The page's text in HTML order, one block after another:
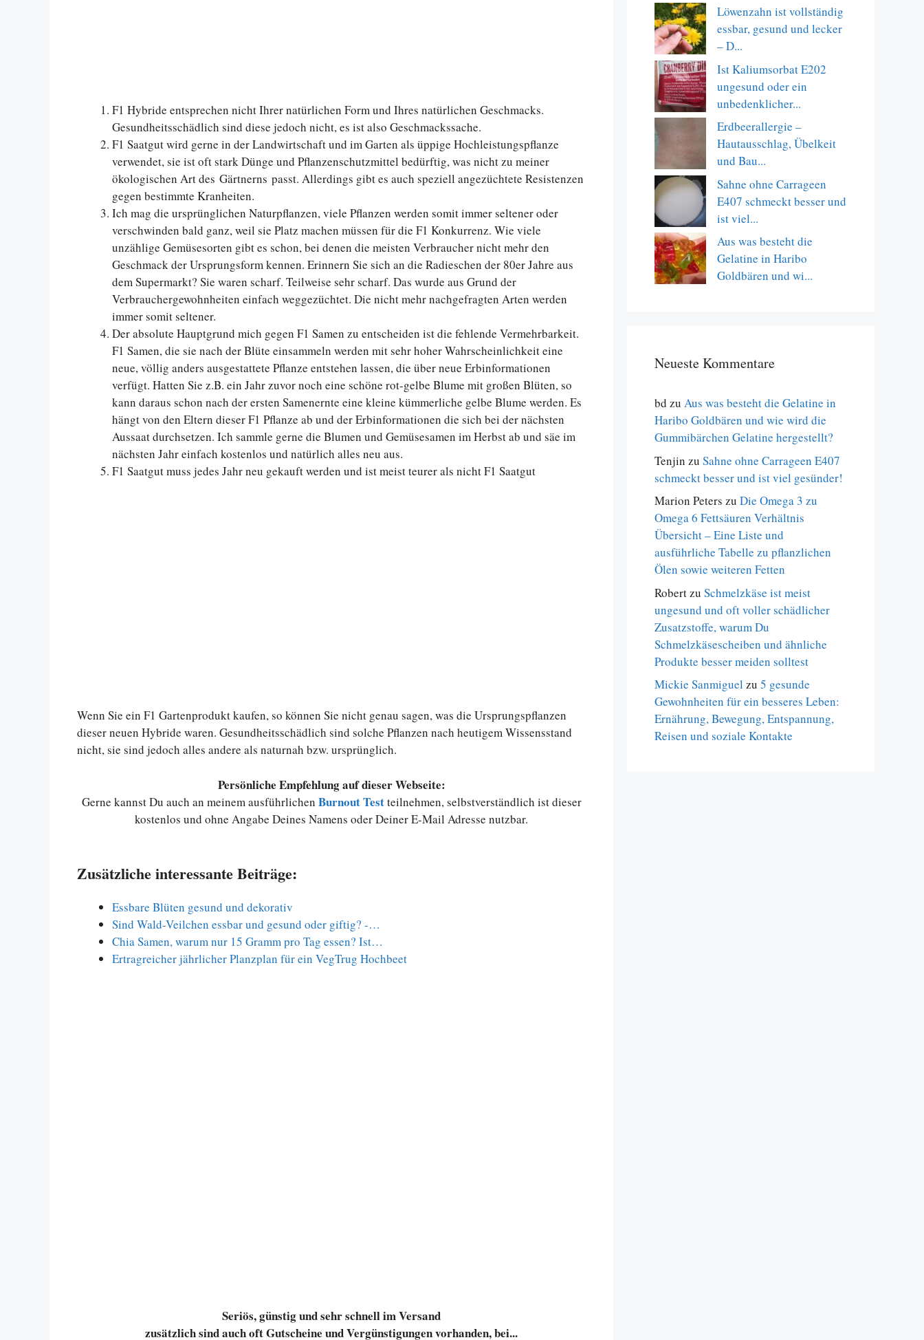
F1 Hybride entsprechen nicht Ihrer natürlichen Form und Ihres natürlichen Geschmacks.
Gesundheitsschädlich sind diese jedoch nicht, es ist also Geschmackssache.
F1 Saatgut wird gerne in der Landwirtschaft und im Garten als üppige Hochleistungspflanze
verwendet, sie ist oft stark Dünge und Pflanzenschutzmittel bedürftig, was nicht zu meiner
ökologischen Art des Gärtnerns passt. Allerdings gibt es auch speziell angezüchtete Resistenzen
gegen bestimmte Kranheiten.
Ich mag die ursprünglichen Naturpflanzen, viele Pflanzen werden somit immer seltener oder
verschwinden bald ganz, weil sie Platz machen müssen für die F1 Konkurrenz. Wie viele
unzählige Gemüsesorten gibt es schon, bei denen die meisten Verbraucher nicht mehr den
Geschmack der Ursprungsform kennen. Erinnern Sie sich an die Radieschen der 80er Jahre aus
dem Supermarkt? Sie waren scharf. Teilweise sehr scharf. Das wurde aus Grund der
Verbrauchergewohnheiten einfach weggezüchtet. Die nicht mehr nachgefragten Arten werden
immer somit seltener.
Der absolute Hauptgrund mich gegen F1 Samen zu entscheiden ist die fehlende Vermehrbarkeit.
F1 Samen, die sie nach der Blüte einsammeln werden mit sehr hoher Wahrscheinlichkeit eine
neue, völlig anders ausgestattete Pflanze entstehen lassen, die über neue Erbinformationen
verfügt. Hatten Sie z.B. ein Jahr zuvor noch eine schöne rot-gelbe Blume mit großen Blüten, so
kann daraus schon nach der ersten Samenernte eine kleine kümmerliche gelbe Blume werden. Es
hängt von den Eltern dieser F1 Pflanze ab und der Erbinformationen die sich bei der nächsten
Aussaat durchsetzen. Ich sammle gerne die Blumen und Gemüsesamen im Herbst ab und säe im
nächsten Jahr einfach kostenlos und natürlich alles neu aus.
F1 Saatgut muss jedes Jahr neu gekauft werden und ist meist teurer als nicht F1 Saatgut
Wenn Sie ein F1 Gartenprodukt kaufen, so können Sie nicht genau sagen, was die Ursprungspflanzen
dieser neuen Hybride waren. Gesundheitsschädlich sind solche Pflanzen nach heutigem Wissensstand
nicht, sie sind jedoch alles andere als naturnah bzw. ursprünglich.
Persönliche Empfehlung auf dieser Webseite:
Gerne kannst Du auch an meinem ausführlichen Burnout Testteilnehmen, selbstverständlich ist dieser
kostenlos und ohne Angabe Deines Namens oder Deiner E-Mail Adresse nutzbar.
Zusätzliche interessante Beiträge:
Essbare Blüten gesund und dekorativ
Sind Wald-Veilchen essbar und gesund oder giftig? -…
Chia Samen, warum nur 15 Gramm pro Tag essen? Ist…
Ertragreicher jährlicher Planzplan für ein VegTrug Hochbeet
Seriös, günstig und sehr schnell im Versand
zusätzlich sind auch oft Gutscheine und Vergünstigungen vorhanden, bei...
Löwenzahn ist vollständig
essbar, gesund und lecker
– D...
Ist Kaliumsorbat E202
ungesund oder ein
unbedenklicher...
Erdbeerallergie –
Hautausschlag, Übelkeit
und Bau...
Sahne ohne Carrageen
E407 schmeckt besser und
ist viel...
Aus was besteht die
Gelatine in Haribo
Goldbären und wi...
Neueste Kommentare
bd zu Aus was besteht die Gelatine in
Haribo Goldbären und wie wird die
Gummibärchen Gelatine hergestellt?
Tenjin zu Sahne ohne Carrageen E407
schmeckt besser und ist viel gesünder!
Marion Peters zu Die Omega 3 zu
Omega 6 Fettsäuren Verhältnis
Übersicht – Eine Liste und
ausführliche Tabelle zu pflanzlichen
Ölen sowie weiteren Fetten
Robert zu Schmelzkäse ist meist
ungesund und oft voller schädlicher
Zusatzstoffe, warum Du
Schmelzkäsescheiben und ähnliche
Produkte besser meiden solltest
Mickie Sanmiguel zu 5 gesunde
Gewohnheiten für ein besseres Leben:
Ernährung, Bewegung, Entspannung,
Reisen und soziale Kontakte